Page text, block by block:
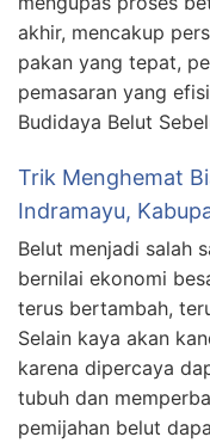
akhir, mencakup
pakan yang tepat,
pemasaran yang
Budidaya Belut
Trik Menghemat
Indramayu,
Belut menjadi salah
bernilai ekonomi
terus bertambah,
Selain kaya akan
karena dipercaya
tubuh dan
pemijahan belut